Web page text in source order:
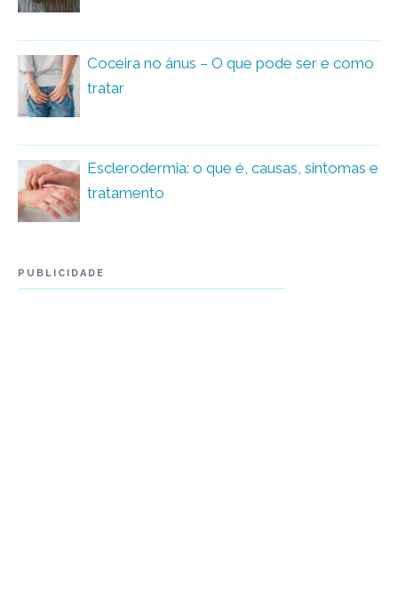
Coceira no ânus – O que pode ser e como
tratar
Esclerodermia: o que é, causas, sintomas e
tratamento
PUBLICIDADE